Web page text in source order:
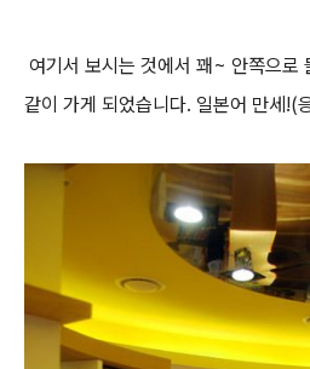
여기서 보시는 것에서 꽤~ 안쪽으로
같이 가게 되었습니다. 일본어 만세!(